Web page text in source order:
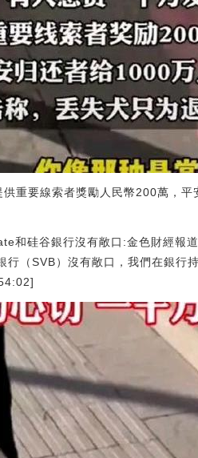
重要線索者獎勵人民幣200萬，
和硅谷銀行沒有敞口:金色財經報
（SVB）沒有敞口，我們在銀行